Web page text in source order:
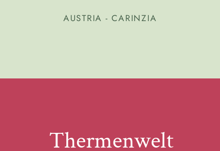
AUSTRIA - CARINZIA
Thermenwelt